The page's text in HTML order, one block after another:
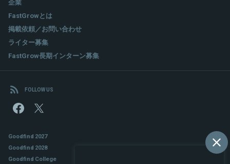
企業
FastGrowとは
掲載依頼／お問い合わせ
ライター募集
FastGrow長期インターン募集
FOLLOW US
Goodfind 2027
Goodfind 2028
Goodfind College